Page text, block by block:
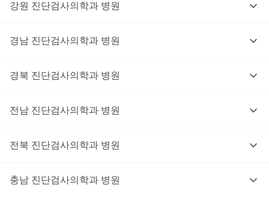
강원 진단검사의학과 병원
경남 진단검사의학과 병원
경북 진단검사의학과 병원
전남 진단검사의학과 병원
전북 진단검사의학과 병원
충남 진단검사의학과 병원
대기없이 진료를 받고 싶으신가요?